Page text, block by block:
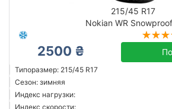
215/45 R17
Nokian WR
2500 ₴
Типоразмер: 215/45 R17
Сезон: зимняя
Индекс нагрузки:
Индекс скорости: